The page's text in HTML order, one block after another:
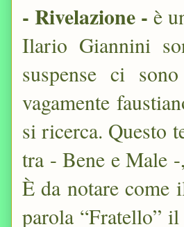
- Rivelazione - è
Ilario Giannini
suspense ci
vagamente
si ricerca. Questo
tra - Bene e Male
È da notare
parola “Fratello”